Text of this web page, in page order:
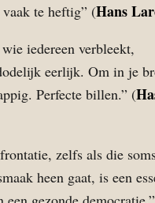
te heftig” (Hans
iedereen verbleekt,
eerlijk. Om in je
Perfecte billen.” (
zelfs als die
heen gaat, is een